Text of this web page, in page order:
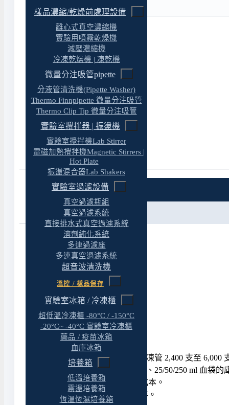
樣品濃縮/乾燥前處理設備
離心式真空濃縮機
實驗用噴霧乾燥機
減壓濃縮機
冷凍乾燥機 | 凍乾機
微量分注吸管pipette
分液管清洗機(Pipette Washer)
Thermo Finnpipette 微量分注吸管
Thermo Clip Tip 微量分注吸管
實驗室攪拌器 | 振盪機
實驗室攪拌機Lab Stirrer
電磁加熱攪拌機Magnetic Stirrers |
Hot Plate
振盪混合器Lab Shakers
實驗室過濾設備
真空過濾瓶組
真空過濾系統
直接排水式真空過濾系統
溶劑純化系統
多連過濾座
多連真空過濾系統
超音波清洗機
溫控 / 樣品保存
實驗室冰箱 / 冷凍櫃
超低溫冷凍櫃 -80°C / -150°C
-20°C~ -40°C 實驗室冷凍櫃
藥品 / 疫苗冰箱
血庫冰箱
培養箱
低溫培養箱
震盪培養箱
恆溫恆濕培養箱
特色
規格
產品特色
溫度與液位監測及警報。
全自動填充。
體積小巧，佔用空間少。
重量輕，無樓板承重問題。
符合介質儲存量需求：2ml 凍管 2,400 支至 6,000
適用於 2ml 凍管、5ml 凍管、25/50/250 ml 血袋的
降低液態氮消耗量與使用成本。
可彈性選擇氣相或液相儲存。